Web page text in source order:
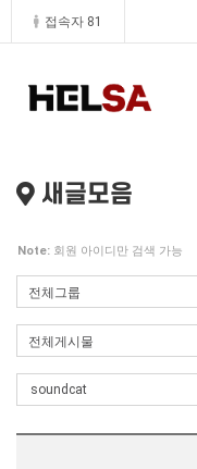
접속자 81
새글모음
Note: 회원 아이디만 검색 가능